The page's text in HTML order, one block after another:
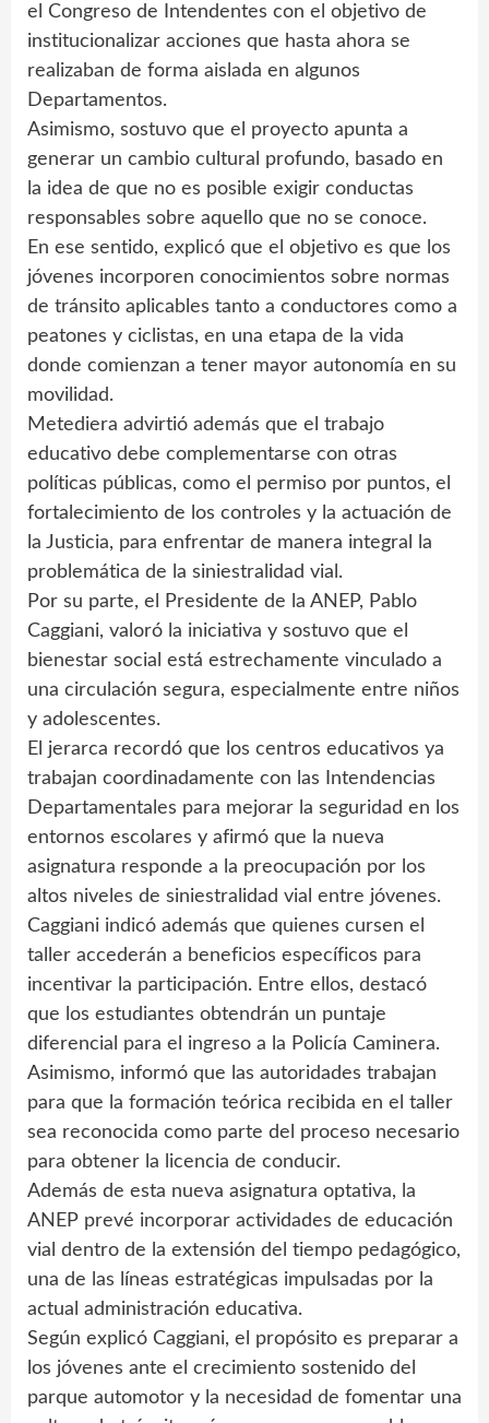
el Congreso de Intendentes con el objetivo de
institucionalizar acciones que hasta ahora se
realizaban de forma aislada en algunos
Departamentos.
Asimismo, sostuvo que el proyecto apunta a
generar un cambio cultural profundo, basado en
la idea de que no es posible exigir conductas
responsables sobre aquello que no se conoce.
En ese sentido, explicó que el objetivo es que los
jóvenes incorporen conocimientos sobre normas
de tránsito aplicables tanto a conductores como a
peatones y ciclistas, en una etapa de la vida
donde comienzan a tener mayor autonomía en su
movilidad.
Metediera advirtió además que el trabajo
educativo debe complementarse con otras
políticas públicas, como el permiso por puntos, el
fortalecimiento de los controles y la actuación de
la Justicia, para enfrentar de manera integral la
problemática de la siniestralidad vial.
Por su parte, el Presidente de la ANEP, Pablo
Caggiani, valoró la iniciativa y sostuvo que el
bienestar social está estrechamente vinculado a
una circulación segura, especialmente entre niños
y adolescentes.
El jerarca recordó que los centros educativos ya
trabajan coordinadamente con las Intendencias
Departamentales para mejorar la seguridad en los
entornos escolares y afirmó que la nueva
asignatura responde a la preocupación por los
altos niveles de siniestralidad vial entre jóvenes.
Caggiani indicó además que quienes cursen el
taller accederán a beneficios específicos para
incentivar la participación. Entre ellos, destacó
que los estudiantes obtendrán un puntaje
diferencial para el ingreso a la Policía Caminera.
Asimismo, informó que las autoridades trabajan
para que la formación teórica recibida en el taller
sea reconocida como parte del proceso necesario
para obtener la licencia de conducir.
Además de esta nueva asignatura optativa, la
ANEP prevé incorporar actividades de educación
vial dentro de la extensión del tiempo pedagógico,
una de las líneas estratégicas impulsadas por la
actual administración educativa.
Según explicó Caggiani, el propósito es preparar a
los jóvenes ante el crecimiento sostenido del
parque automotor y la necesidad de fomentar una